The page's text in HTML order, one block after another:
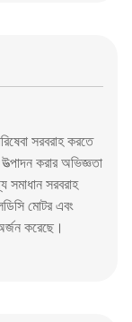
সরবরাহ করতে
করার অভিজ্ঞতা
সমাধান সরবরাহ
মোটর এবং
করেছে।